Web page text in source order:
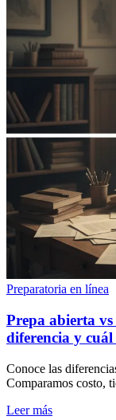
Preparatoria en línea
Prepa abierta
diferencia y cuál
Conoce las
Comparamos costo,
Leer más